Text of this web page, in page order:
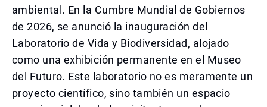
ambiental. En la Cumbre Mundial de Gobiernos
de 2026, se anunció la inauguración del
Laboratorio de Vida y Biodiversidad, alojado
como una exhibición permanente en el Museo
del Futuro. Este laboratorio no es meramente un
proyecto científico, sino también un espacio